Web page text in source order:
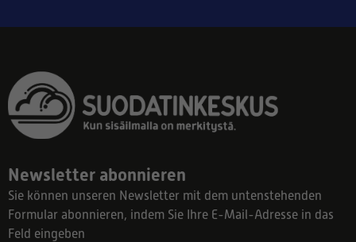
Newsletter abonnieren
Sie können unseren Newsletter mit dem untenstehenden
Formular abonnieren, indem Sie Ihre E-Mail-Adresse in das
Feld eingeben